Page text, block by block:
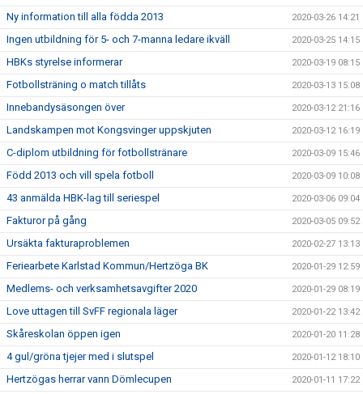
Ny information till alla födda 2013 2020-03-26 14:21
Ingen utbildning för 5- och 7-manna ledare ikväll 2020-03-25 14:15
HBKs styrelse informerar 2020-03-19 08:15
Fotbollsträning o match tillåts 2020-03-13 15:08
Innebandysäsongen över 2020-03-12 21:16
Landskampen mot Kongsvinger uppskjuten 2020-03-12 16:19
C-diplom utbildning för fotbollstränare 2020-03-09 15:46
Född 2013 och vill spela fotboll 2020-03-09 10:08
43 anmälda HBK-lag till seriespel 2020-03-06 09:04
Fakturor på gång 2020-03-05 09:52
Ursäkta fakturaproblemen 2020-02-27 13:13
Feriearbete Karlstad Kommun/Hertzöga BK 2020-01-29 12:59
Medlems- och verksamhetsavgifter 2020 2020-01-29 08:19
Love uttagen till SvFF regionala läger 2020-01-22 13:42
Skåreskolan öppen igen 2020-01-20 11:28
4 gul/gröna tjejer med i slutspel 2020-01-12 18:10
Hertzögas herrar vann Dömlecupen 2020-01-11 17:22